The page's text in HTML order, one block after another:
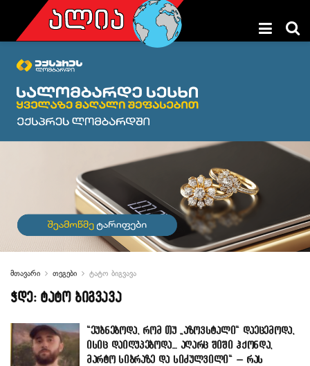
მთავარი თეგები ტატო ბიგვავა
ჭდე: ტატო ბიგვავა
“ეუბნებოდა, რომ თუ „აზოვსტალი“ დაეცემოდა,
ისიც დაიღუპებოდა… აღარც შიში ჰქონდა,
მარტო სიბრაზე და სიძულვილი“ – რას